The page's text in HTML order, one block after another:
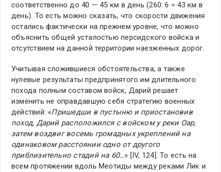
соответственно до 40 — 45 км в день (260: 6 = 43 км в
день). То есть можно сказать, что скорости движения
остались фактически на прежнем уровне, что можно
объяснить общей усталостью персидского войска и
отсутствием на данной территории наезженных дорог.
Учитывая сложившиеся обстоятельства, а также
нулевые результаты предпринятого им длительного
похода полным составом войск, Дарий решает
изменить не оправдавшую себя стратегию военных
действий: «Пришедши в пустыню и приостановив
поход, Дарий расположился с войском у реки Оар,
затем воздвиг восемь громадных укреплений на
одинаковом расстоянии одно от другого
приблизительно стадий на 60…» [IV, 124]. То есть на
всем протяжении вдоль Меотиды между реками Лик и